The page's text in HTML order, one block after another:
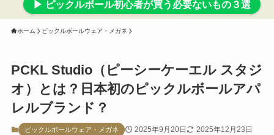
▶ ピックルボール初心者が買う必要ないもの３選
ホーム ピックルボールウェア・メガネ
PCKL Studio（ピーシーケーエル スタジ
オ）とは？日本初のピックルボールアパ
レルブランド？
ピックルボールウェア・メガネ 2025年9月20日 2025年12月23日